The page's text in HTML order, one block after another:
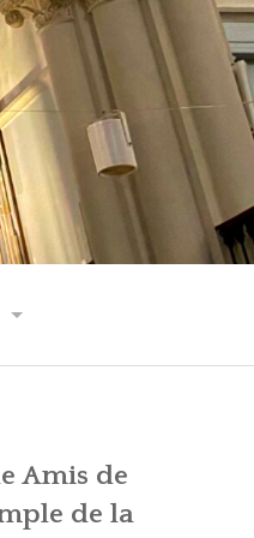
GÉNÉRALITÉS
Amis de
de la